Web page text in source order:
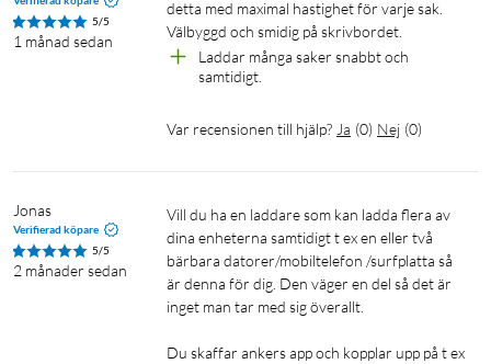
5/5
1 månad sedan
detta med maximal hastighet för varje sak.
Välbyggd och smidig på skrivbordet.
Laddar många saker snabbt och
samtidigt.
Var recensionen till hjälp? Ja (0) Nej (0)
Jonas
Verifierad köpare
5/5
2 månader sedan
Vill du ha en laddare som kan ladda flera av
dina enheterna samtidigt t ex en eller två
bärbara datorer/mobiltelefon /surfplatta så
är denna för dig. Den väger en del så det är
inget man tar med sig överallt.
Du skaffar ankers app och kopplar upp på t ex